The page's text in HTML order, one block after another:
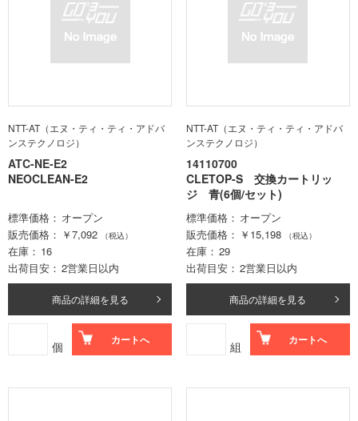
NTT-AT（エヌ・ティ・ティ・アドバ
ンステクノロジ）
ATC-NE-E2
NEOCLEAN-E2
標準価格
オープン
販売価格
￥7,092 （税込）
在庫
16
出荷目安
2営業日以内
商品の詳細を見る
個 カートへ
NTT-AT（エヌ・ティ・ティ・アドバ
ンステクノロジ）
14110700
CLETOP-S 交換カートリッ
ジ 青(6個/セット)
標準価格
オープン
販売価格
￥15,198 （税込）
在庫
29
出荷目安
2営業日以内
商品の詳細を見る
組 カートへ